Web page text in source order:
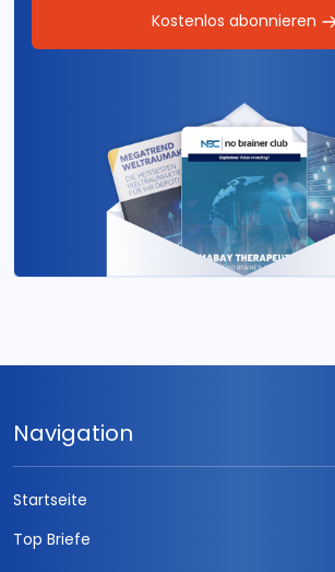
Kostenlos abonnieren
Navigation
Startseite
Top Briefe